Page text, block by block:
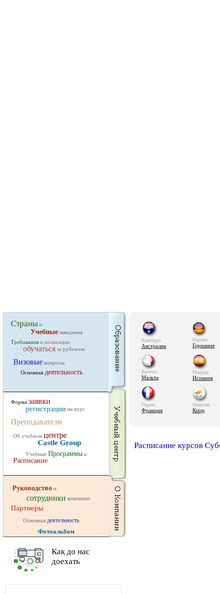
Страны и
Учебные заведения
Требования к желающим
обучаться за рубежом
Визовые вопросы
Основная деятельность
Форма заявки
регистрации на курс
Преподаватели
Об учебном центре
Castle Group
Учебные Программы и
Расписание
Руководство и
сотрудники компании
Партнеры
Основная деятельность
Фотоальбом
Как до нас
доехать
Канберра
Австралия
Берлин
Германия
Валетта
Мальта
Мадрид
Испания
Париж
Франция
Никосия
Кипр
Расписание курсов